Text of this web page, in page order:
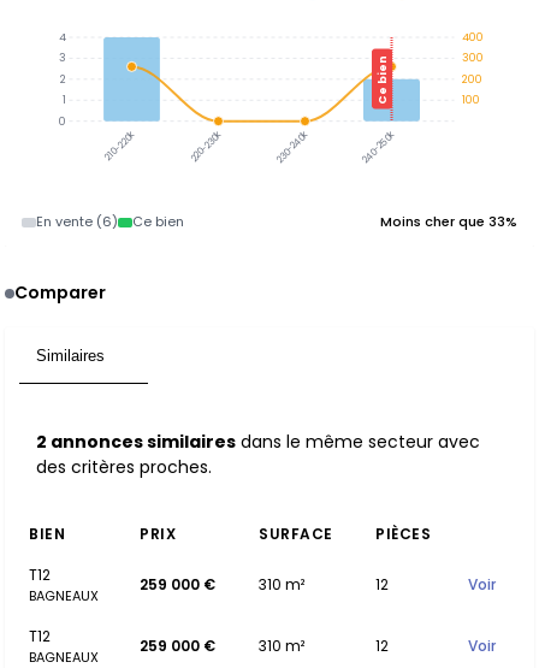
210-220k 220-230k 230-240k 240-250k
Ce bien
400
300
200
100
4
3
2
1
0
En vente (6) Ce bien Moins cher que 33%
Comparer
Similaires
2 annonces similaires dans le même secteur avec
des critères proches.
BIEN PRIX SURFACE
PIÈCES
T12
BAGNEAUX
259 000 € 310 m² 12 Voir
T12
BAGNEAUX
259 000 € 310 m² 12 Voir